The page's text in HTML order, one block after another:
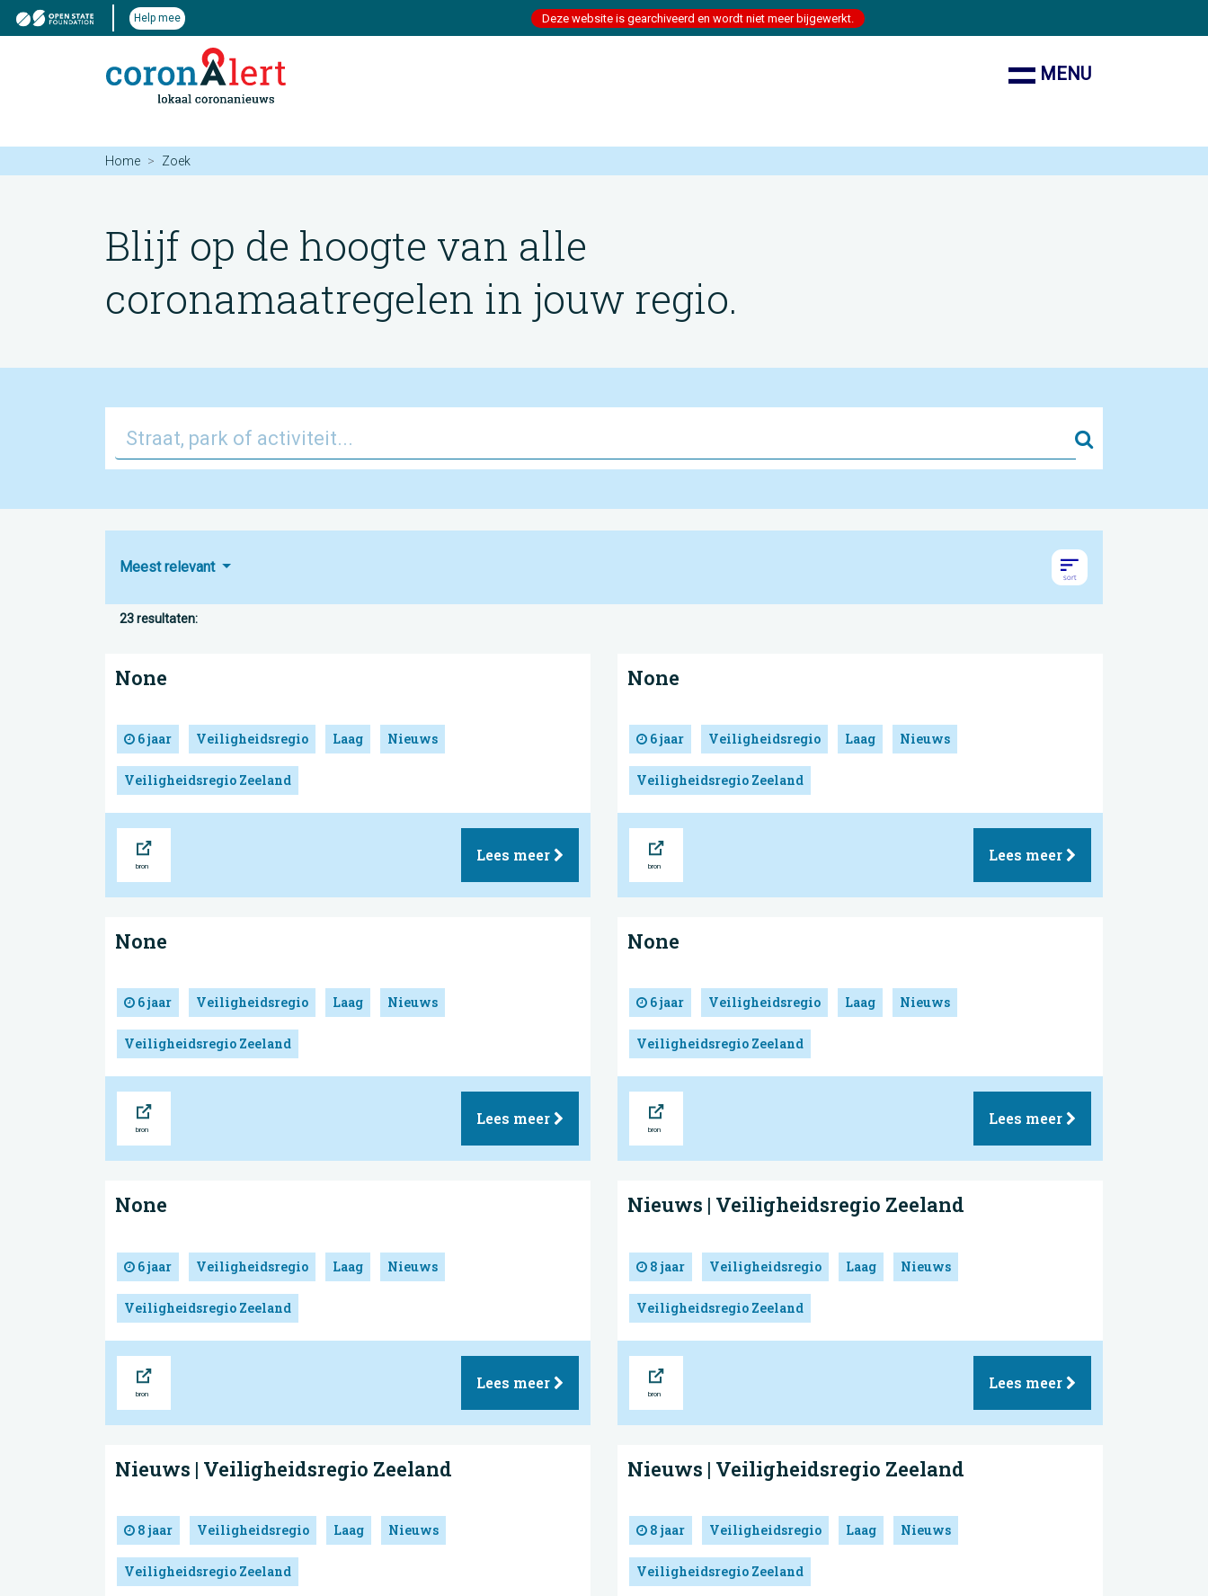
Help mee Deze website is gearchiveerd en wordt niet meer bijgewerkt.
MENU
Home Zoek
Blijf op de hoogte van alle
coronamaatregelen in jouw regio.
Zoek
Meest relevant
23 resultaten:
None
6 jaar Veiligheidsregio Laag Nieuws
Veiligheidsregio Zeeland
Lees meer
None
6 jaar Veiligheidsregio Laag Nieuws
Veiligheidsregio Zeeland
Lees meer
None
6 jaar Veiligheidsregio Laag Nieuws
Veiligheidsregio Zeeland
Lees meer
None
6 jaar Veiligheidsregio Laag Nieuws
Veiligheidsregio Zeeland
Lees meer
None
6 jaar Veiligheidsregio Laag Nieuws
Veiligheidsregio Zeeland
Lees meer
Nieuws | Veiligheidsregio Zeeland
8 jaar Veiligheidsregio Laag Nieuws
Veiligheidsregio Zeeland
Lees meer
Nieuws | Veiligheidsregio Zeeland
8 jaar Veiligheidsregio Laag Nieuws
Veiligheidsregio Zeeland
Nieuws | Veiligheidsregio Zeeland
8 jaar Veiligheidsregio Laag Nieuws
Veiligheidsregio Zeeland